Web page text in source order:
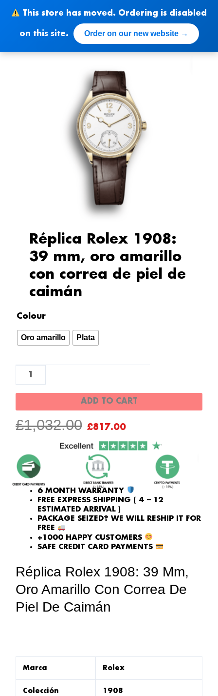
This store has moved. Ordering is disabled
on this site. Order on our new website →
content
Réplica Rolex 1908:
39 mm, oro amarillo
con correa de piel de
caimán
£1,032.00 ORIGINAL
PRICE
WAS:
£1,032.00.
£817.00CURRENT
PRICE
IS:
£817.00.
Colour
Oro amarillo Plata
Réplica
1908:
mm,
oro
amarillo
con
correa
de
caimán
quantity
ADD TO CART
6 MONTH WARRANTY
FREE EXPRESS SHIPPING ( 4 – 12
ESTIMATED ARRIVAL )
PACKAGE SEIZED? WE WILL RESHIP IT FOR
FREE
+1000 HAPPY CUSTOMERS
SAFE CREDIT CARD PAYMENTS
Réplica Rolex 1908: 39 Mm,
Oro Amarillo Con Correa De
Piel De Caimán
Marca Rolex
Colección 1908